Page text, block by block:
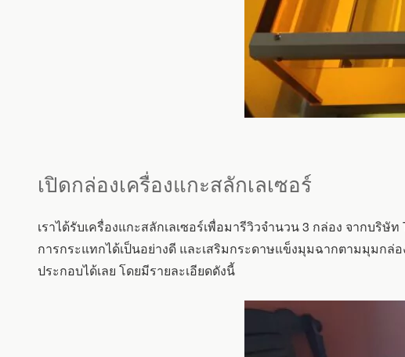
เปิดกล่องเครื่องแกะสลักเลเซอร์
เราได้รับเครื่องแกะสลักเลเซอร์เพื่อมารีวิวจำนวน 3 กล่อง จากบริ
การกระแทกได้เป็นอย่างดี และเสริมกระดาษแข็งมุมฉากตามมุมกล่
ประกอบได้เลย โดยมีรายละเอียดดังนี้